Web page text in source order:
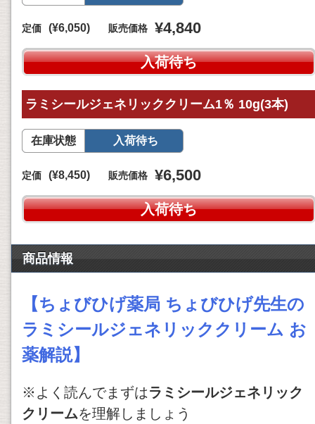
定価 (¥6,050) 販売価格 ¥4,840
入荷待ち
ラミシールジェネリッククリーム1％ 10g(3本)
在庫状態 入荷待ち
定価 (¥8,450) 販売価格 ¥6,500
入荷待ち
商品情報
【ちょびひげ薬局 ちょびひげ先生の
ラミシールジェネリッククリーム お
薬解説】
※よく読んでまずはラミシールジェネリック
クリームを理解しましょう